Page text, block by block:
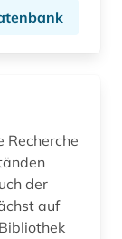
Recherche
der
auf